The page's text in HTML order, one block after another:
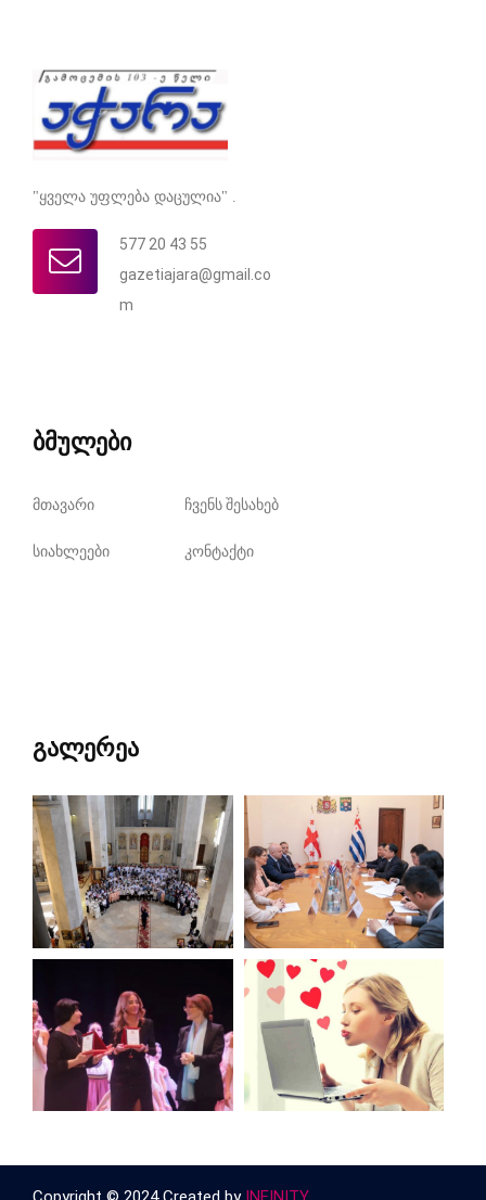
"ყველა უფლება დაცულია" .
577 20 43 55
gazetiajara@gmail.co
m
ბმულები
მთავარი ჩვენს შესახებ
სიახლეები კონტაქტი
გალერეა